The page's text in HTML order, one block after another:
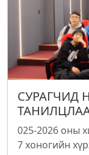
СУРАГЧИД
025-2026 оны
7 хоногийн